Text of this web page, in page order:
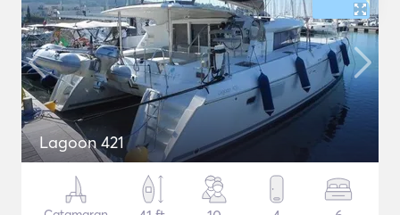
Lagoon 421